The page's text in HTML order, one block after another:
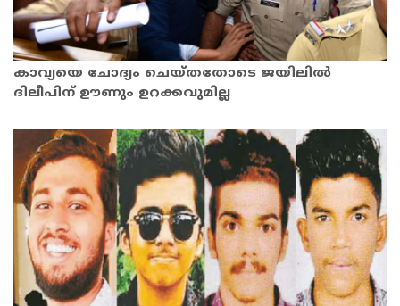
കാവ്യയെ ചോദ്യം ചെയ്തതോടെ ജയിലില്‍
ദിലീപിന് ഊണും ഉറക്കവുമില്ല